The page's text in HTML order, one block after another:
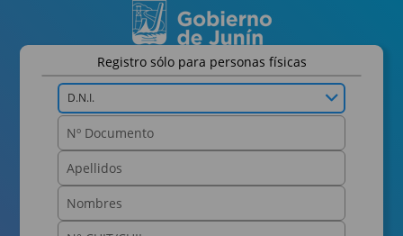
Registro sólo para personas físicas
D.N.I.